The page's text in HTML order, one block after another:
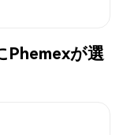
Phemexが選